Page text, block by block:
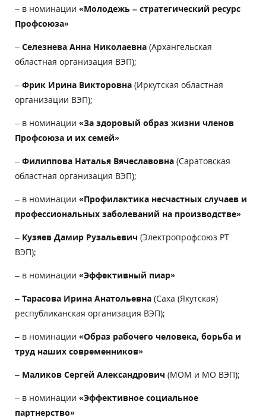
– в номинации «Молодежь – стратегический ресурс
Профсоюза»
– Селезнева Анна Николаевна (Архангельская
областная организация ВЭП);
– Фрик Ирина Викторовна (Иркутская областная
организации ВЭП);
– в номинации «За здоровый образ жизни членов
Профсоюза и их семей»
– Филиппова Наталья Вячеславовна (Саратовская
областная организация ВЭП);
– в номинации «Профилактика несчастных случаев и
профессиональных заболеваний на производстве»
– Кузяев Дамир Рузальевич (Электропрофсоюз РТ
ВЭП);
– в номинации «Эффективный пиар»
– Тарасова Ирина Анатольевна (Саха (Якутская)
республиканская организация ВЭП);
– в номинации «Образ рабочего человека, борьба и
труд наших современников»
– Маликов Сергей Александрович (МОМ и МО ВЭП);
– в номинации «Эффективное социальное
партнерство»